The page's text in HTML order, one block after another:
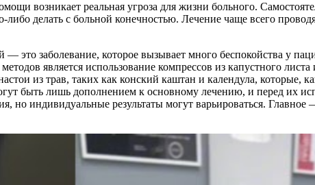
возникает реальная угроза для жизни больного.
делать с больной конечностью. Лечение чаще всего
это заболевание, которое вызывает много беспокойства у
является использование компрессов из капустного
из трав, таких как конский каштан и календула,
быть лишь дополнением к основному лечению, и перед их
но индивидуальные результаты могут варьироваться.